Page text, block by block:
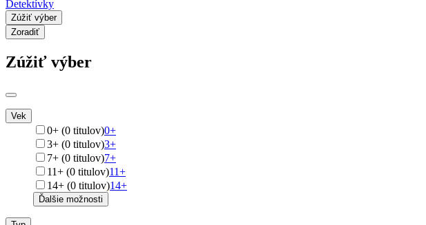
Detektívky
Zúžiť výber
Zoradiť
Zúžiť výber
Vek
0+ (0 titulov)0+
3+ (0 titulov)3+
7+ (0 titulov)7+
11+ (0 titulov)11+
14+ (0 titulov)14+
Ďalšie možnosti